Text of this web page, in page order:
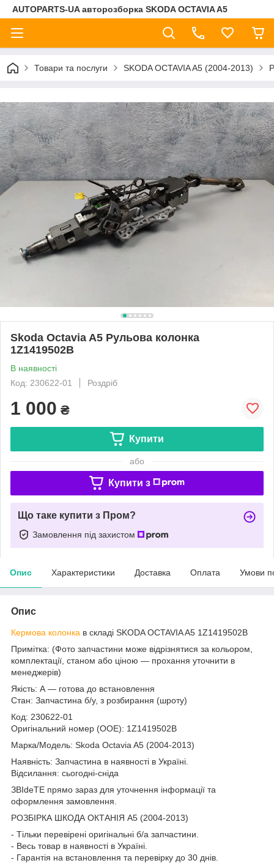
AUTOPARTS-UA авторозборка SKODA OCTAVIA A5
Товари та послуги SKODA OCTAVIA A5 (2004-2013)
Skoda Octavia A5 Рульова колонка
1Z1419502B
В наявності
Код: 230622-01
Роздріб
1 000 ₴
Купити
або
Купити з
Що таке купити з Пром?
Замовлення під захистом
Опис Характеристики Доставка Оплата Умови
Опис
Кермова колонка в складі SKODA OCTAVIA A5 1Z1419502B
Примітка: (Фото запчастини може відрізнятися за кольором,
комплектації, станом або ціною — прохання уточнити в
менеджерів)
Якість: А — готова до встановлення
Стан: Запчастина б/у, з розбирання (шроту)
Код: 230622-01
Оригінальний номер (ООЕ): 1Z1419502B
Марка/Модель: Skoda Octavia A5 (2004-2013)
Наявність: Запчастина в наявності в Україні.
Відсилання: сьогодні-сніда
ЗВІdeТЕ прямо зараз для уточнення інформації та
оформлення замовлення.
РОЗБІРКА ШКОДА ОКТАНІЯ A5 (2004-2013)
- Тільки перевірені оригінальні б/а запчастини.
- Весь товар в наявності в Україні.
- Гарантія на встановлення та перевірку до 30 днів.